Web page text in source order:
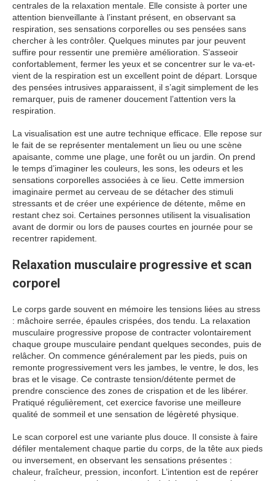
centrales de la relaxation mentale. Elle consiste à porter une
attention bienveillante à l’instant présent, en observant sa
respiration, ses sensations corporelles ou ses pensées sans
chercher à les contrôler. Quelques minutes par jour peuvent
suffire pour ressentir une première amélioration. S’asseoir
confortablement, fermer les yeux et se concentrer sur le va-et-
vient de la respiration est un excellent point de départ. Lorsque
des pensées intrusives apparaissent, il s’agit simplement de les
remarquer, puis de ramener doucement l’attention vers la
respiration.
La visualisation est une autre technique efficace. Elle repose sur
le fait de se représenter mentalement un lieu ou une scène
apaisante, comme une plage, une forêt ou un jardin. On prend
le temps d’imaginer les couleurs, les sons, les odeurs et les
sensations corporelles associées à ce lieu. Cette immersion
imaginaire permet au cerveau de se détacher des stimuli
stressants et de créer une expérience de détente, même en
restant chez soi. Certaines personnes utilisent la visualisation
avant de dormir ou lors de pauses courtes en journée pour se
recentrer rapidement.
Relaxation musculaire progressive et scan
corporel
Le corps garde souvent en mémoire les tensions liées au stress
: mâchoire serrée, épaules crispées, dos tendu. La relaxation
musculaire progressive propose de contracter volontairement
chaque groupe musculaire pendant quelques secondes, puis de
relâcher. On commence généralement par les pieds, puis on
remonte progressivement vers les jambes, le ventre, le dos, les
bras et le visage. Ce contraste tension/détente permet de
prendre conscience des zones de crispation et de les libérer.
Pratiqué régulièrement, cet exercice favorise une meilleure
qualité de sommeil et une sensation de légèreté physique.
Le scan corporel est une variante plus douce. Il consiste à faire
défiler mentalement chaque partie du corps, de la tête aux pieds
ou inversement, en observant les sensations présentes :
chaleur, fraîcheur, pression, inconfort. L’intention est de repérer